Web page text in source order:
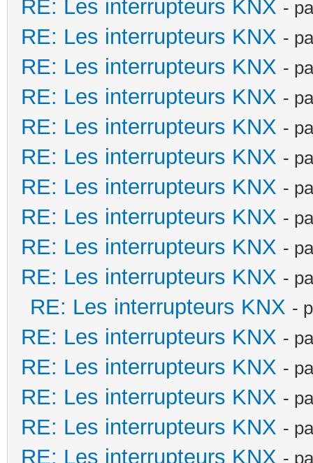
RE: Les interrupteurs KNX -
RE: Les interrupteurs KNX -
RE: Les interrupteurs KNX -
RE: Les interrupteurs KNX -
RE: Les interrupteurs KNX -
RE: Les interrupteurs KNX -
RE: Les interrupteurs KNX -
RE: Les interrupteurs KNX -
RE: Les interrupteurs KNX -
RE: Les interrupteurs KNX -
RE: Les interrupteurs KNX -
RE: Les interrupteurs KNX -
RE: Les interrupteurs KNX -
RE: Les interrupteurs KNX -
RE: Les interrupteurs KNX -
RE: Les interrupteurs KNX -